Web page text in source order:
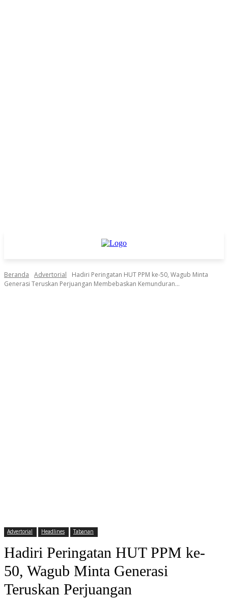
Beranda Advertorial
Hadiri Peringatan HUT PPM ke-50, Wagub Minta
Generasi Teruskan Perjuangan Membebaskan Kemunduran...
Advertorial Headlines Tabanan
Hadiri Peringatan HUT PPM ke-
50, Wagub Minta Generasi
Teruskan Perjuangan